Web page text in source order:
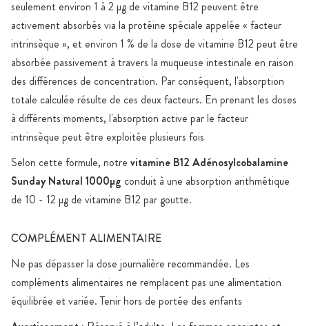
seulement environ 1 à 2 µg de vitamine B12 peuvent être
activement absorbés via la protéine spéciale appelée « facteur
intrinsèque », et environ 1 % de la dose de vitamine B12 peut être
absorbée passivement à travers la muqueuse intestinale en raison
des différences de concentration. Par conséquent, l'absorption
totale calculée résulte de ces deux facteurs. En prenant les doses
à différents moments, l'absorption active par le facteur
intrinsèque peut être exploitée plusieurs fois
Selon cette formule, notre vitamine B12 Adénosylcobalamine
Sunday Natural 1000µg conduit à une absorption arithmétique
de 10 - 12 µg de vitamine B12 par goutte.
COMPLÉMENT ALIMENTAIRE
Ne pas dépasser la dose journalière recommandée. Les
compléments alimentaires ne remplacent pas une alimentation
équilibrée et variée. Tenir hors de portée des enfants